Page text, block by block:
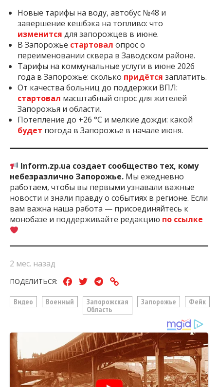
Новые тарифы на воду, автобус №48 и
завершение кешбэка на топливо: что
изменится для запорожцев в июне.
В Запорожье стартовал опрос о
переименовании сквера в Заводском районе.
Тарифы на коммунальные услуги в июне 2026
года в Запорожье: сколько придётся заплатить.
От качества больниц до поддержки ВПЛ:
стартовал масштабный опрос для жителей
Запорожья и области.
Потепление до +26 °C и мелкие дожди: какой
будет погода в Запорожье в начале июня.
Inform.zp.ua создает сообщество тех, кому
небезразлично Запорожье. Мы ежедневно
работаем, чтобы вы первыми узнавали важные
новости и знали правду о событиях в регионе. Если
вам важна наша работа — присоединяйтесь к
монобазе и поддерживайте редакцию по ссылке
2 мес. назад
ПОДЕЛИТЬСЯ:
Видео Военный
Запорожская
Область
Запорожье Фейк